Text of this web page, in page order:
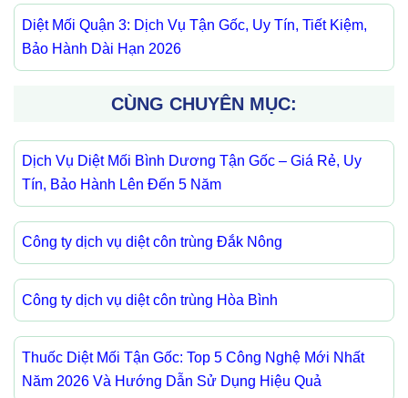
Diệt Mối Quận 3: Dịch Vụ Tận Gốc, Uy Tín, Tiết Kiệm,
Bảo Hành Dài Hạn 2026
CÙNG CHUYÊN MỤC:
Dịch Vụ Diệt Mối Bình Dương Tận Gốc – Giá Rẻ, Uy
Tín, Bảo Hành Lên Đến 5 Năm
Công ty dịch vụ diệt côn trùng Đắk Nông
Công ty dịch vụ diệt côn trùng Hòa Bình
Thuốc Diệt Mối Tận Gốc: Top 5 Công Nghệ Mới Nhất
Năm 2026 Và Hướng Dẫn Sử Dụng Hiệu Quả